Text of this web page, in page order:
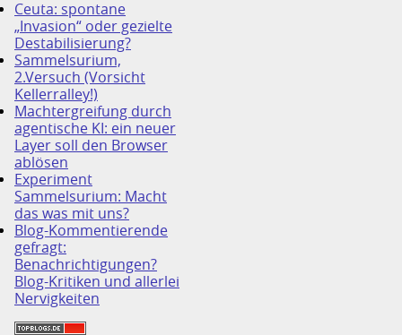
Ceuta: spontane
„Invasion“ oder gezielte
Destabilisierung?
Sammelsurium,
2.Versuch (Vorsicht
Kellerralley!)
Machtergreifung durch
agentische KI: ein neuer
Layer soll den Browser
ablösen
Experiment
Sammelsurium: Macht
das was mit uns?
Blog-Kommentierende
gefragt:
Benachrichtigungen?
Blog-Kritiken und allerlei
Nervigkeiten